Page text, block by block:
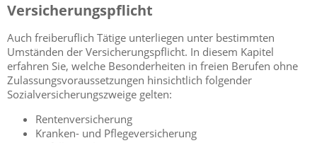
Versicherungspflicht
Auch freiberuflich Tätige unterliegen unter bestimmten
Umständen der Versicherungspflicht. In diesem Kapitel
erfahren Sie, welche Besonderheiten in freien Berufen ohne
Zulassungsvoraussetzungen hinsichtlich folgender
Sozialversicherungszweige gelten:
Rentenversicherung
Kranken- und Pflegeversicherung